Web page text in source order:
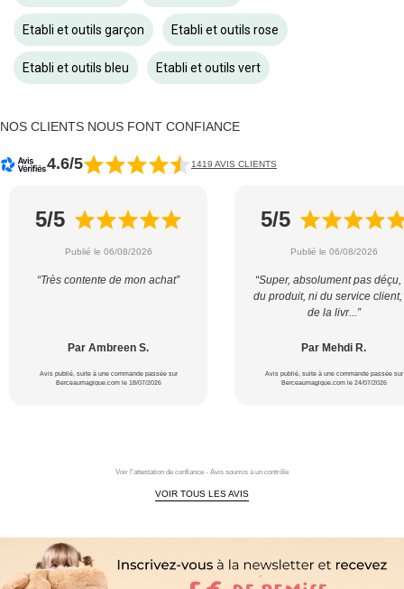
Etabli et outils garçon Etabli et outils rose
Etabli et outils bleu Etabli et outils vert
NOS CLIENTS NOUS FONT CONFIANCE
4.6/5 1419 AVIS CLIENTS
5/5
Publié le 06/08/2026
“Très contente de mon achat”
Par Ambreen S.
Avis publié, suite à une commande passée sur
Berceaumagique.com le 18/07/2026
5/5
Publié le 06/08/2026
“Super, absolument pas déçu,
du produit, ni du service
de la livr...”
Par Mehdi R.
Avis publié, suite à une commande passée sur
Berceaumagique.com le 24/07/2026
Voir l'attestation de confiance - Avis soumis à un contrôle
VOIR TOUS LES AVIS